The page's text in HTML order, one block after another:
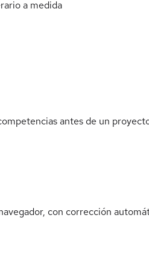
a medida
antes de un
con corrección